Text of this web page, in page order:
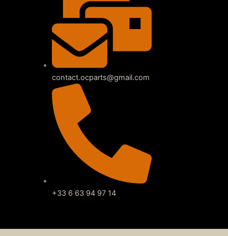
contact.ocparts@gmail.com
+33 6 63 94 97 14